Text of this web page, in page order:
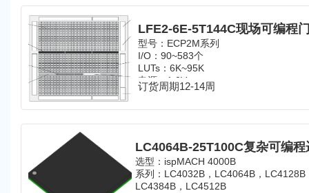
LFE2-6E-5T144C现场可编程
型号：ECP2M系列
I/O：90~583个
LUTs：6K~95K
电源：1.2V
订货周期12-14周
选型： ispMACH 4000B
系列：LC4032B，LC4064B，LC4128B
LC4384B，LC4512B